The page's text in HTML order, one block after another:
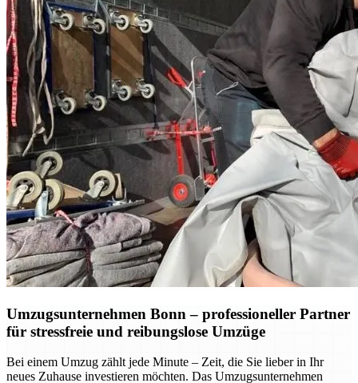
Umzugsunternehmen Bonn – professioneller Partner
für stressfreie und reibungslose Umzüge
Bei einem Umzug zählt jede Minute – Zeit, die Sie lieber in Ihr
neues Zuhause investieren möchten. Das Umzugsunternehmen